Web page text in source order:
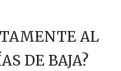
AL
DE BAJA?